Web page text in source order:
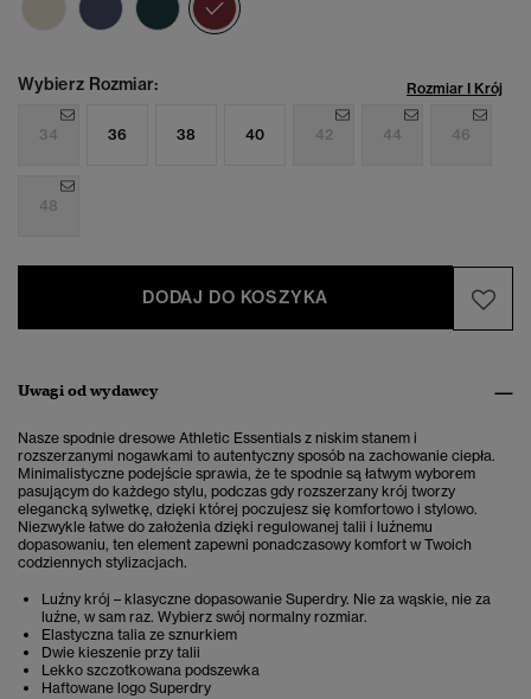
Wybierz Rozmiar: Rozmiar I Krój
34 36 38 40 42 44 46
48
DODAJ DO KOSZYKA
Uwagi od wydawcy
Nasze spodnie dresowe Athletic Essentials z niskim stanem i
rozszerzanymi nogawkami to autentyczny sposób na zachowanie ciepła.
Minimalistyczne podejście sprawia, że te spodnie są łatwym wyborem
pasującym do każdego stylu, podczas gdy rozszerzany krój tworzy
elegancką sylwetkę, dzięki której poczujesz się komfortowo i stylowo.
Niezwykle łatwe do założenia dzięki regulowanej talii i luźnemu
dopasowaniu, ten element zapewni ponadczasowy komfort w Twoich
codziennych stylizacjach.
Luźny krój – klasyczne dopasowanie Superdry. Nie za wąskie, nie za
luźne, w sam raz. Wybierz swój normalny rozmiar.
Elastyczna talia ze sznurkiem
Dwie kieszenie przy talii
Lekko szczotkowana podszewka
Haftowane logo Superdry